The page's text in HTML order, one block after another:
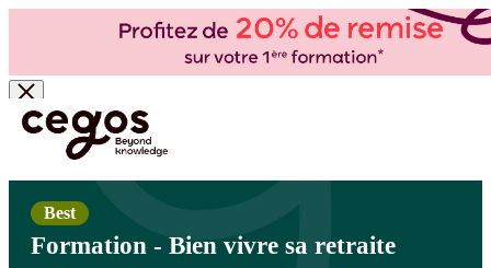
Skip to main content
Vous êtes ici : Accueil >Cegos, organisme de formation à Paris et en régions
Développement personnel
changements
Best
Formation - Bien vivre sa retraite